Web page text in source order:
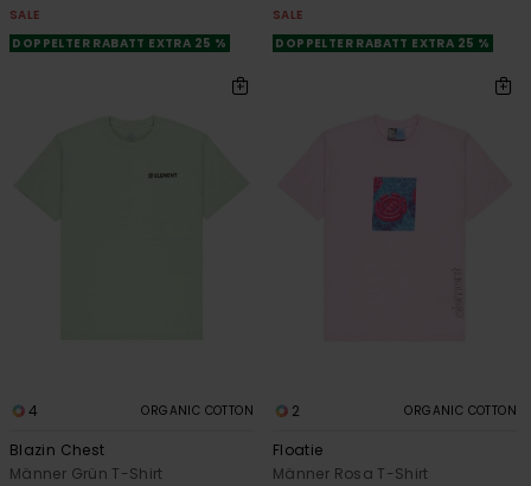
SALE
DOPPELTER RABATT EXTRA 25 %
SALE
DOPPELTER RABATT EXTRA 25 %
4 ORGANIC COTTON
Blazin Chest
Männer Grün T-Shirt
2 ORGANIC COTTON
Floatie
Männer Rosa T-Shirt